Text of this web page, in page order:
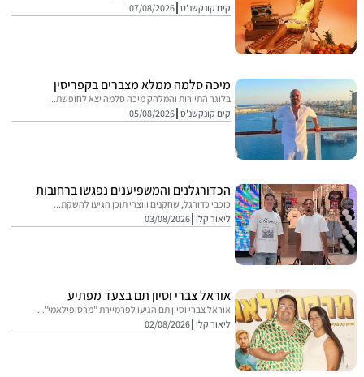
קים קונקשנ'ס 07/08/2026
מיכה סלמה ממלא מצברים בקפריסין
בלוגר התיירות והמלהק מיכה סלמה יצא לחופשת...
קים קונקשנ'ס 05/08/2026
הכדורגלנים והמשפיענים נפגשו ברחובות
כוכבי כדורגל, שחקנים ויוצרי תוכן הגיעו להשקת...
ליאור קלו 03/08/2026
אוראל צברי וסיון תם בצעד מפתיע
אוראל צברי וסיון תם הגיעו לפרמיירת "מרסופילאמי"...
ליאור קלו 02/08/2026